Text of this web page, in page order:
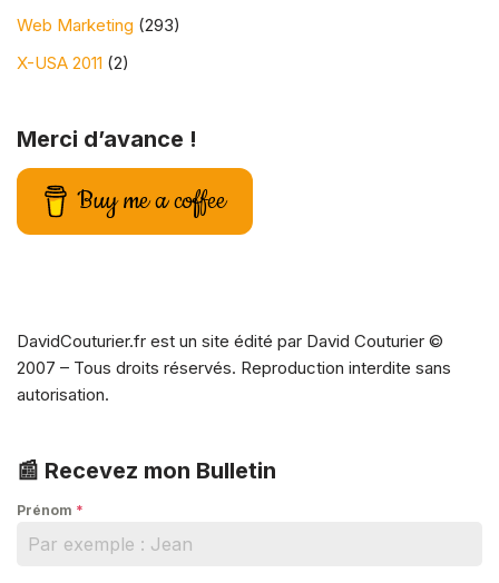
Web Marketing (293)
X-USA 2011 (2)
Merci d’avance !
Buy me a coffee
DavidCouturier.fr est un site édité par David Couturier ©
2007 – Tous droits réservés. Reproduction interdite sans
autorisation.
📰 Recevez mon Bulletin
Prénom *